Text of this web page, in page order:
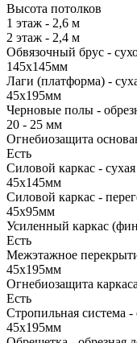
Высота потолков
1 этаж - 2,6 м
2 этаж - 2,4 м
Обвязочный брус -
145х145мм
Лаги (платформа) -
45х195мм
Черновые полы -
20 - 25 мм
Огнебиозащита
Есть
Силовой каркас - сухая
45х145мм
Силовой каркас -
45х95мм
Усиленный каркас
Есть
Межэтажное
45х195мм
Огнебиозащита каркаса
Есть
Стропильная система -
45х195мм